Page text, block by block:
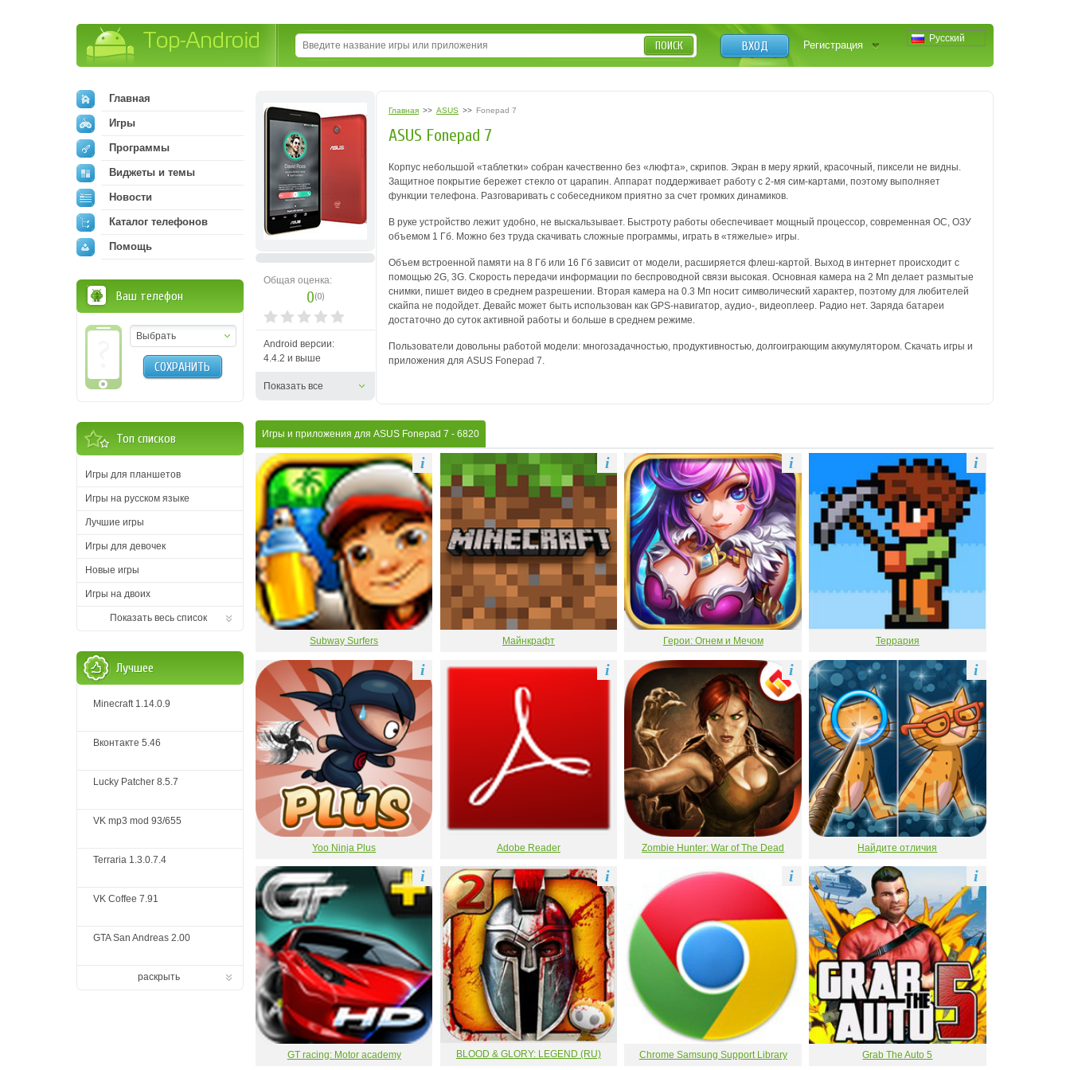
Русский
ВХОД Регистрация
ПОИСК
Общая оценка:
0(0)
Android версии:
4.4.2 и выше
Показать все
Главная >> ASUS >> Fonepad 7
ASUS Fonepad 7
Корпус небольшой «таблетки» собран качественно без «люфта», скрипов. Экран в меру яркий, красочный, пиксели не видны.
Защитное покрытие бережет стекло от царапин. Аппарат поддерживает работу с 2-мя сим-картами, поэтому выполняет
функции телефона. Разговаривать с собеседником приятно за счет громких динамиков.
В руке устройство лежит удобно, не выскальзывает. Быстроту работы обеспечивает мощный процессор, современная ОС, ОЗУ
объемом 1 Гб. Можно без труда скачивать сложные программы, играть в «тяжелые» игры.
Объем встроенной памяти на 8 Гб или 16 Гб зависит от модели, расширяется флеш-картой. Выход в интернет происходит с
помощью 2G, 3G. Скорость передачи информации по беспроводной связи высокая. Основная камера на 2 Мп делает размытые
снимки, пишет видео в среднем разрешении. Вторая камера на 0.3 Мп носит символический характер, поэтому для любителей
скайпа не подойдет. Девайс может быть использован как GPS-навигатор, аудио-, видеоплеер. Радио нет. Заряда батареи
достаточно до суток активной работы и больше в среднем режиме.
Пользователи довольны работой модели: многозадачностью, продуктивностью, долгоиграющим аккумулятором. Скачать игры и
приложения для ASUS Fonepad 7.
Игры и приложения для ASUS Fonepad 7 - 6820
Subway Surfers
i
Майнкрафт
i
Герои: Огнем и Мечом
i
Террария
i
Yoo Ninja Plus
i
Adobe Reader
i
Zombie Hunter: War of The Dead
i
Найдите отличия
i
GT racing: Motor academy
i
BLOOD & GLORY: LEGEND (RU)
i
Chrome Samsung Support Library
i
Grab The Auto 5
i
Главная
Игры
Программы
Виджеты и темы
Новости
Каталог телефонов
Помощь
Ваш телефон
Выбрать
СОХРАНИТЬ
Топ списков
Игры для планшетов
Игры на русском языке
Лучшие игры
Игры для девочек
Новые игры
Игры на двоих
Показать весь список
Лучшее
Minecraft 1.14.0.9
Вконтакте 5.46
Lucky Patcher 8.5.7
VK mp3 mod 93/655
Terraria 1.3.0.7.4
VK Coffee 7.91
GTA San Andreas 2.00
раскрыть